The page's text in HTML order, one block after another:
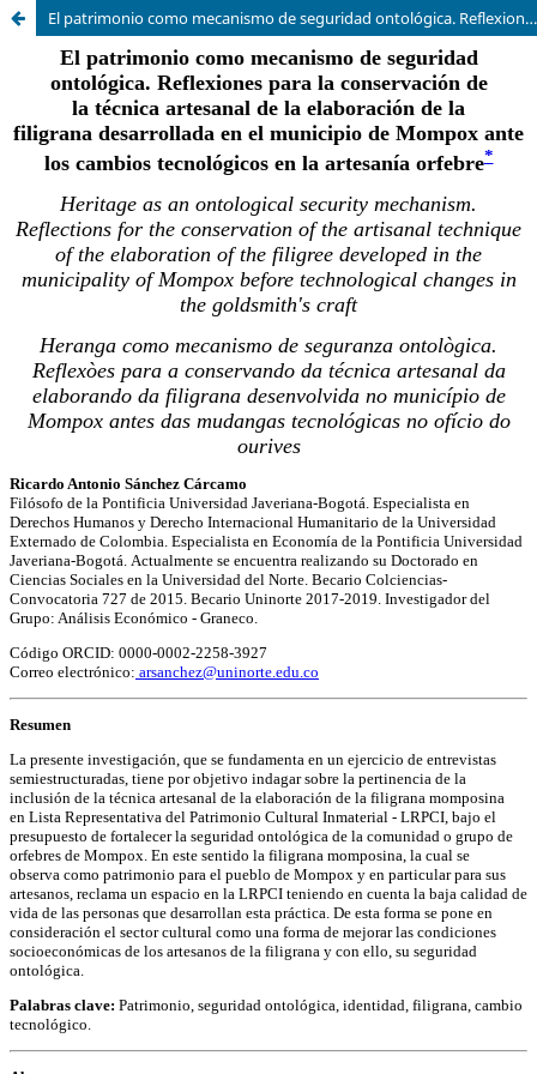
El patrimonio como mecanismo de seguridad ontológica. Reflexiones para la conservación de la técnica artesanal de la elaboración de la filigrana desarrollada en el municipio de Mompox ante los cambios tecnológicos en la artesanía orfebre